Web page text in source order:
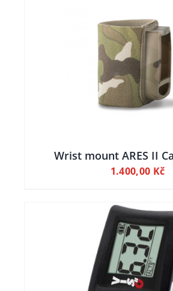
Wrist mount ARES II
1.400,00 Kč